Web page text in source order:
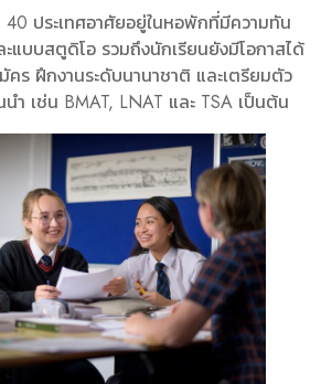
ประเทศอาศัยอยู่ในหอพักที่มีความทัน
แบบสตูดิโอ รวมถึงนักเรียนยังมีโอกาสได้
คร ฝึกงานระดับนานาชาติ และเตรียมตัว
ำ เช่น BMAT, LNAT และ TSA เป็นต้น